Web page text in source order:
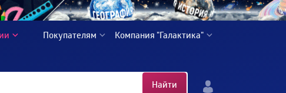
Покупателям Компания "Галактика"
Найти